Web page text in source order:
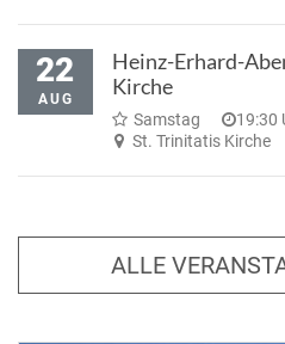
22
AUG
Heinz-Erhard-
Kirche
Samstag
19:30
St. Trinitatis Kirche
ALLE